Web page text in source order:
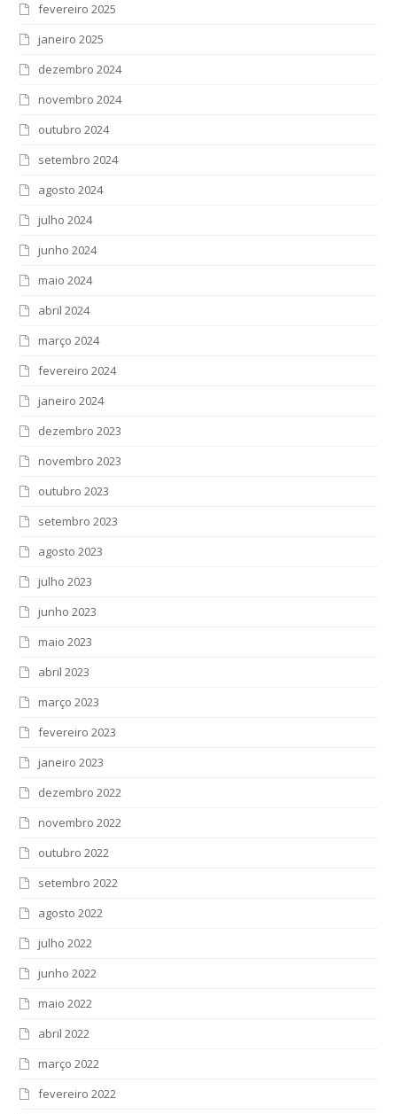
fevereiro 2025
janeiro 2025
dezembro 2024
novembro 2024
outubro 2024
setembro 2024
agosto 2024
julho 2024
junho 2024
maio 2024
abril 2024
março 2024
fevereiro 2024
janeiro 2024
dezembro 2023
novembro 2023
outubro 2023
setembro 2023
agosto 2023
julho 2023
junho 2023
maio 2023
abril 2023
março 2023
fevereiro 2023
janeiro 2023
dezembro 2022
novembro 2022
outubro 2022
setembro 2022
agosto 2022
julho 2022
junho 2022
maio 2022
abril 2022
março 2022
fevereiro 2022